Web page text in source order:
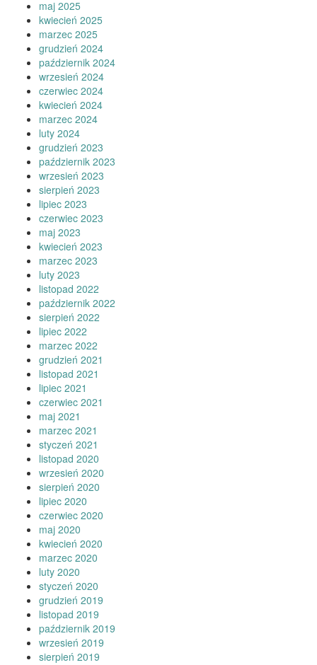
maj 2025
kwiecień 2025
marzec 2025
grudzień 2024
październik 2024
wrzesień 2024
czerwiec 2024
kwiecień 2024
marzec 2024
luty 2024
grudzień 2023
październik 2023
wrzesień 2023
sierpień 2023
lipiec 2023
czerwiec 2023
maj 2023
kwiecień 2023
marzec 2023
luty 2023
listopad 2022
październik 2022
sierpień 2022
lipiec 2022
marzec 2022
grudzień 2021
listopad 2021
lipiec 2021
czerwiec 2021
maj 2021
marzec 2021
styczeń 2021
listopad 2020
wrzesień 2020
sierpień 2020
lipiec 2020
czerwiec 2020
maj 2020
kwiecień 2020
marzec 2020
luty 2020
styczeń 2020
grudzień 2019
listopad 2019
październik 2019
wrzesień 2019
sierpień 2019